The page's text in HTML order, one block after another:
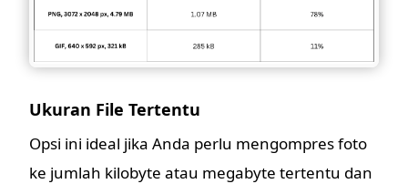
Ukuran File Tertentu
Opsi ini ideal jika Anda perlu mengompres foto
ke jumlah kilobyte atau megabyte tertentu dan